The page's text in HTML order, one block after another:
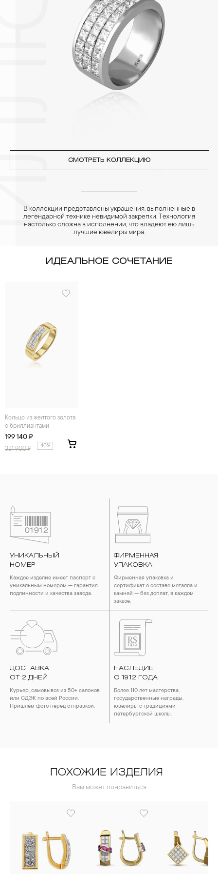
повредить украшение или оставить на нем царапины.
Изделия с бриллиантами необходимо хранить отдельно от
3. Ни в коем случае не храните украшения в ванной комнате.
Особенно беречь от воздействия влаги, необходимо
позолоченные изделия. Также высокую влажность плохо
переносят жемчуг, бирюза, малахит и янтарь.
4. Специалисты обычно рекомендуют чистить украшения не
реже одного раза в месяц, а также регулярно протирать их
СМОТРЕТЬ КОЛЛЕКЦИЮ
В коллекции представлены украшения, выполненные в
легендарной технике невидимой закрепки. Технология
настолько сложна в исполнении, что владеют ею лишь
лучшие ювелиры мира.
ИДЕАЛЬНОЕ СОЧЕТАНИЕ
Кольцо из желтого золота
с бриллиантами
199 140 ₽
331 900₽ 40%
УНИКАЛЬНЫЙ
НОМЕР
Каждое изделие имеет паспорт с
уникальным номером — гарантия
подлинности и качества завода.
ФИРМЕННАЯ
УПАКОВКА
Фирменная упаковка и
сертификат о составе металла и
камней — без доплат, в каждом
заказе.
ДОСТАВКА
ОТ 2 ДНЕЙ
Курьер, самовывоз из 50+ салонов
или СДЭК по всей России.
Пришлём фото перед отправкой.
НАСЛЕДИЕ
С 1912 ГОДА
Более 110 лет мастерства,
государственные награды,
ювелиры с традициями
петербургской школы.
ПОХОЖИЕ ИЗДЕЛИЯ
Вам может понравиться